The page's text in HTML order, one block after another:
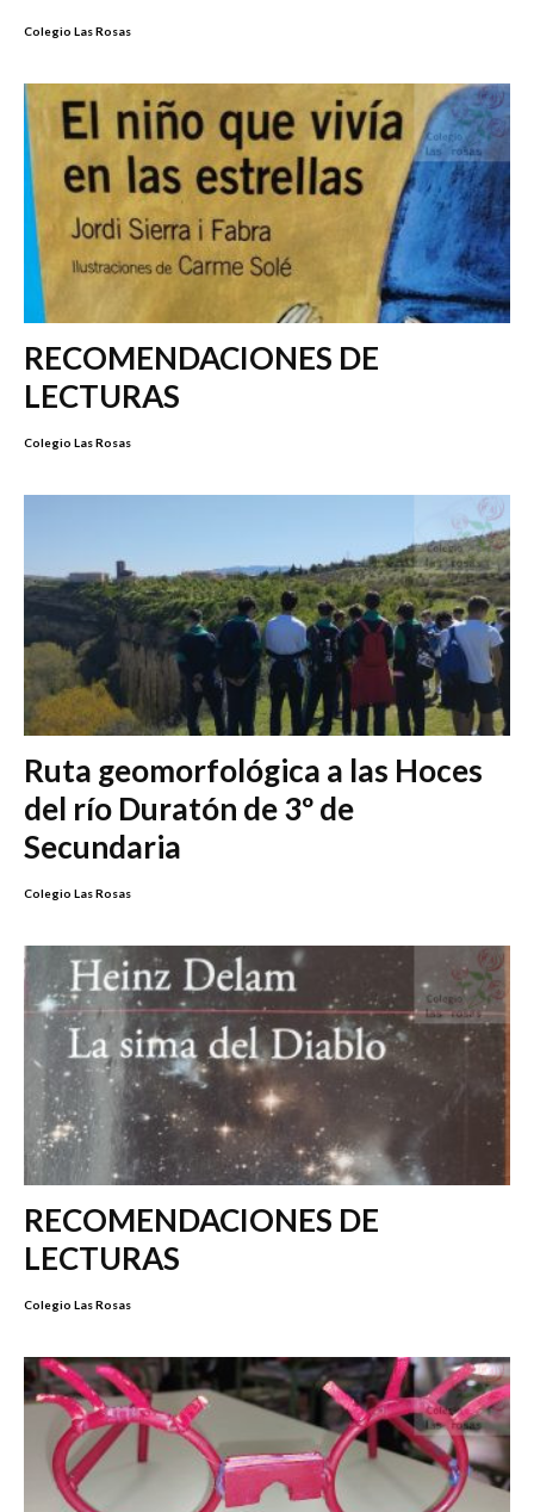
Colegio Las Rosas
RECOMENDACIONES DE
LECTURAS
Colegio Las Rosas
Ruta geomorfológica a las Hoces
del río Duratón de 3º de
Secundaria
Colegio Las Rosas
RECOMENDACIONES DE
LECTURAS
Colegio Las Rosas